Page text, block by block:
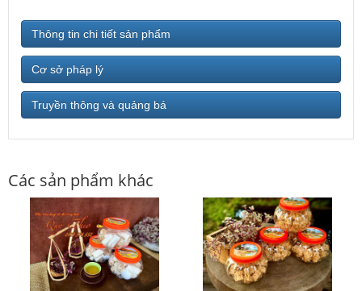
Thông tin chi tiết sản phẩm
Cơ sở pháp lý
Truyền thông và quảng bá
Các sản phẩm khác